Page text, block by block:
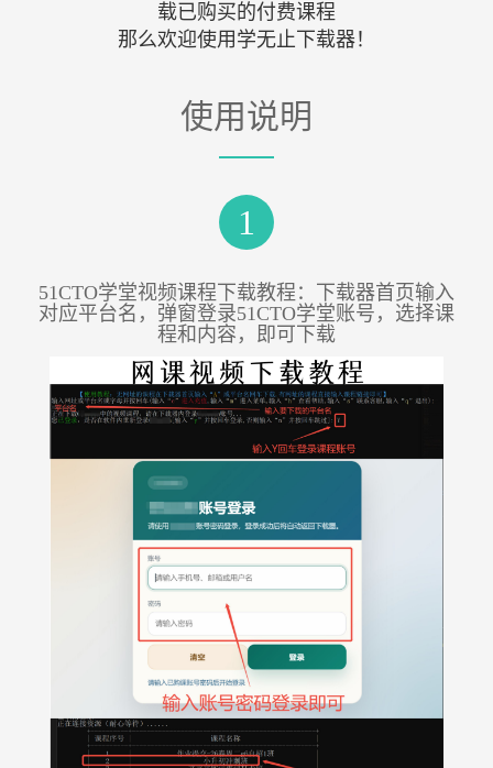
载已购买的付费课程
那么欢迎使用学无止下载器！
使用说明
1
51CTO学堂视频课程下载教程：下载器首页输入
对应平台名，弹窗登录51CTO学堂账号，选择课
程和内容，即可下载